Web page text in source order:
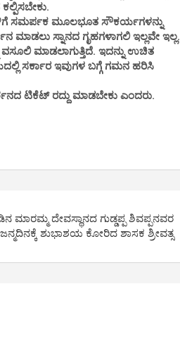
ಸಮರ್ಪಕ ಮೂಲಭೂತ ಸೌಕರ್ಯಗಳನ್ನು
ಸ್ನಾನದ ಗೃಹಗಳಾಗಲಿ ಇಲ್ಲವೇ ಇಲ್ಲ.
ಮಾಡಲಾಗುತ್ತಿದೆ. ಇದನ್ನು ಉಚಿತ
ಸರ್ಕಾರ ಇವುಗಳ ಬಗ್ಗೆ ಗಮನ ಹರಿಸಿ
ಟಿಕೆಟ್ ರದ್ದು ಮಾಡಬೇಕು ಎಂದರು.
ಮಾರಮ್ಮ ದೇವಸ್ಥಾನದ ಗುಡ್ಡಪ್ಪ ಶಿವಪ್ಪನವರ
ಜನ್ಮದಿನಕ್ಕೆ ಶುಭಾಶಯ ಕೋರಿದ ಶಾಸಕ ಶ್ರೀವತ್ಸ